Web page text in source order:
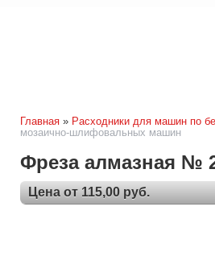
Главная » Расходники для машин по
мозаично-шлифовальных машин
Фреза алмазная №
Цена от 115,00 руб.